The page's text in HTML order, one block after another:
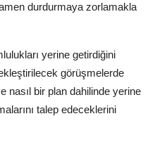
durdurmaya zorlamakla
yerine getirdiğini
görüşmelerde
nasıl bir plan dahilinde yerine
talep edeceklerini